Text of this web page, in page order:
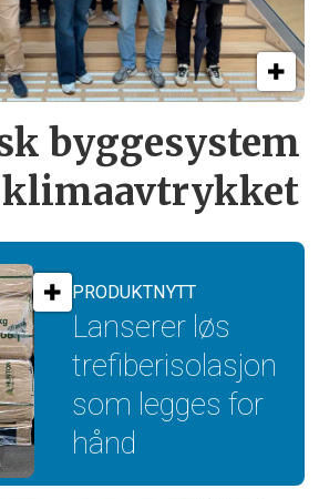
byggesystem
klimaavtrykket
PRODUKTNYTT
Lanserer løs
trefiber­isolasjon
som legges for
hånd